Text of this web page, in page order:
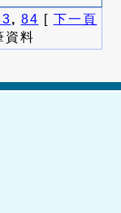
, 84 [ 下一頁
資料